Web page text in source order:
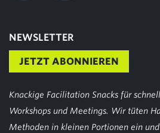
NEWSLETTER
JETZT ABONNIEREN
Knackige Facilitation Snacks für
Workshops und Meetings. Wir tüten
Methoden in kleinen Portionen ein